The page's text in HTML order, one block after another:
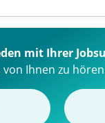
mit Ihrer
Ihnen zu